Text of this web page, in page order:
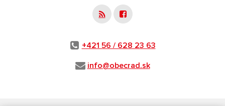
+421 56 / 628 23 63
info@obecrad.sk